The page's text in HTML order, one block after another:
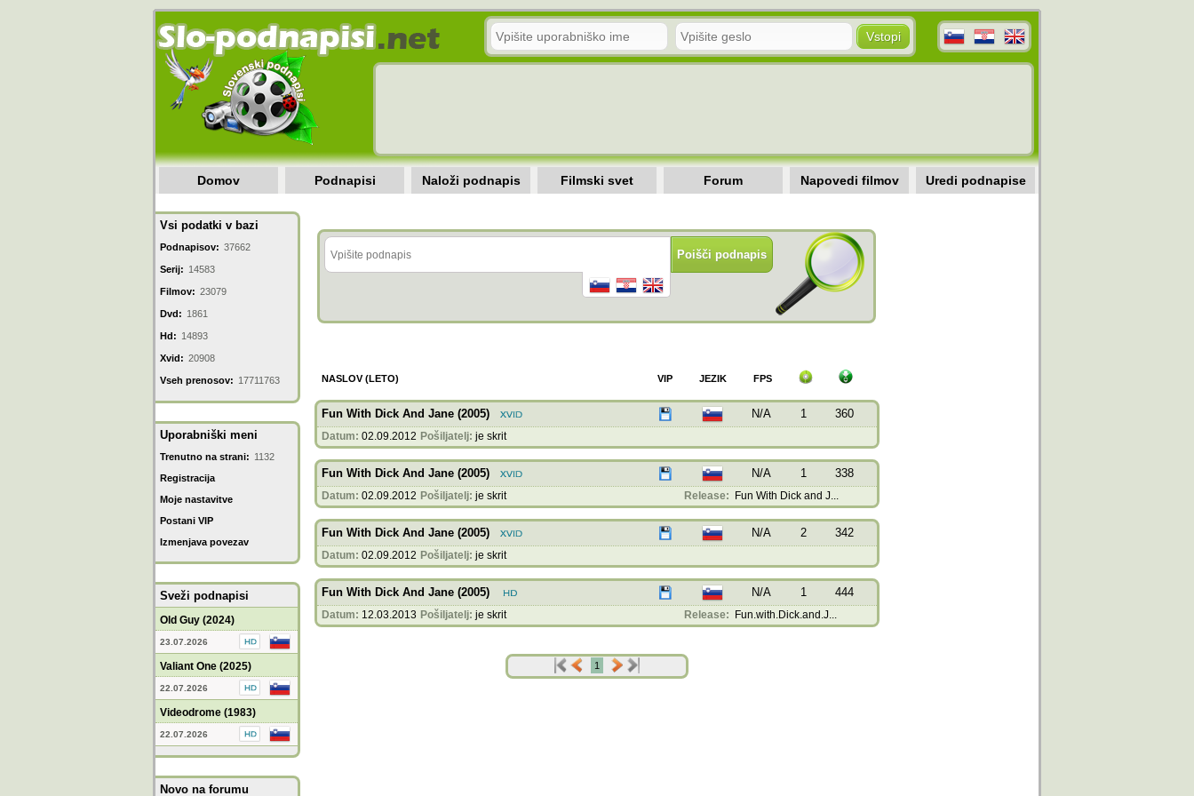
Domov Podnapisi Naloži podnapis Filmski svet Forum Napovedi filmov Uredi podnapise
Vsi podatki v bazi
Podnapisov: 37662
Serij: 14583
Filmov: 23079
Dvd: 1861
Hd: 14893
Xvid: 20908
Vseh prenosov: 17711763
Uporabniški meni
Trenutno na strani: 1132
Registracija
Moje nastavitve
Postani VIP
Izmenjava povezav
Sveži podnapisi
Old Guy (2024)
23.07.2026
Valiant One (2025)
22.07.2026
Videodrome (1983)
22.07.2026
Novo na forumu
NASLOV (LETO) FPS
JEZIK
VIP
Fun With Dick And Jane (2005) N/A 1 360
Datum: 02.09.2012 Pošiljatelj: je skrit
Fun With Dick And Jane (2005) N/A 1 338
Datum: 02.09.2012 Pošiljatelj: je skrit Release: Fun With Dick and J...
Fun With Dick And Jane (2005) N/A 2 342
Datum: 02.09.2012 Pošiljatelj: je skrit
Fun With Dick And Jane (2005) N/A 1 444
Datum: 12.03.2013 Pošiljatelj: je skrit Release: Fun.with.Dick.and.J...
1